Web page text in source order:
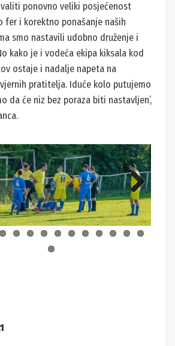
ponovno veliki posjećenost
fer i korektno ponašanje naših
smo nastavili udobno druženje i
kako je i vodeća ekipa kiksala kod
ostaje i nadalje napeta na
pratitelja. Iduće kolo putujemo
da će niz bez poraza biti nastavljen’,
Next